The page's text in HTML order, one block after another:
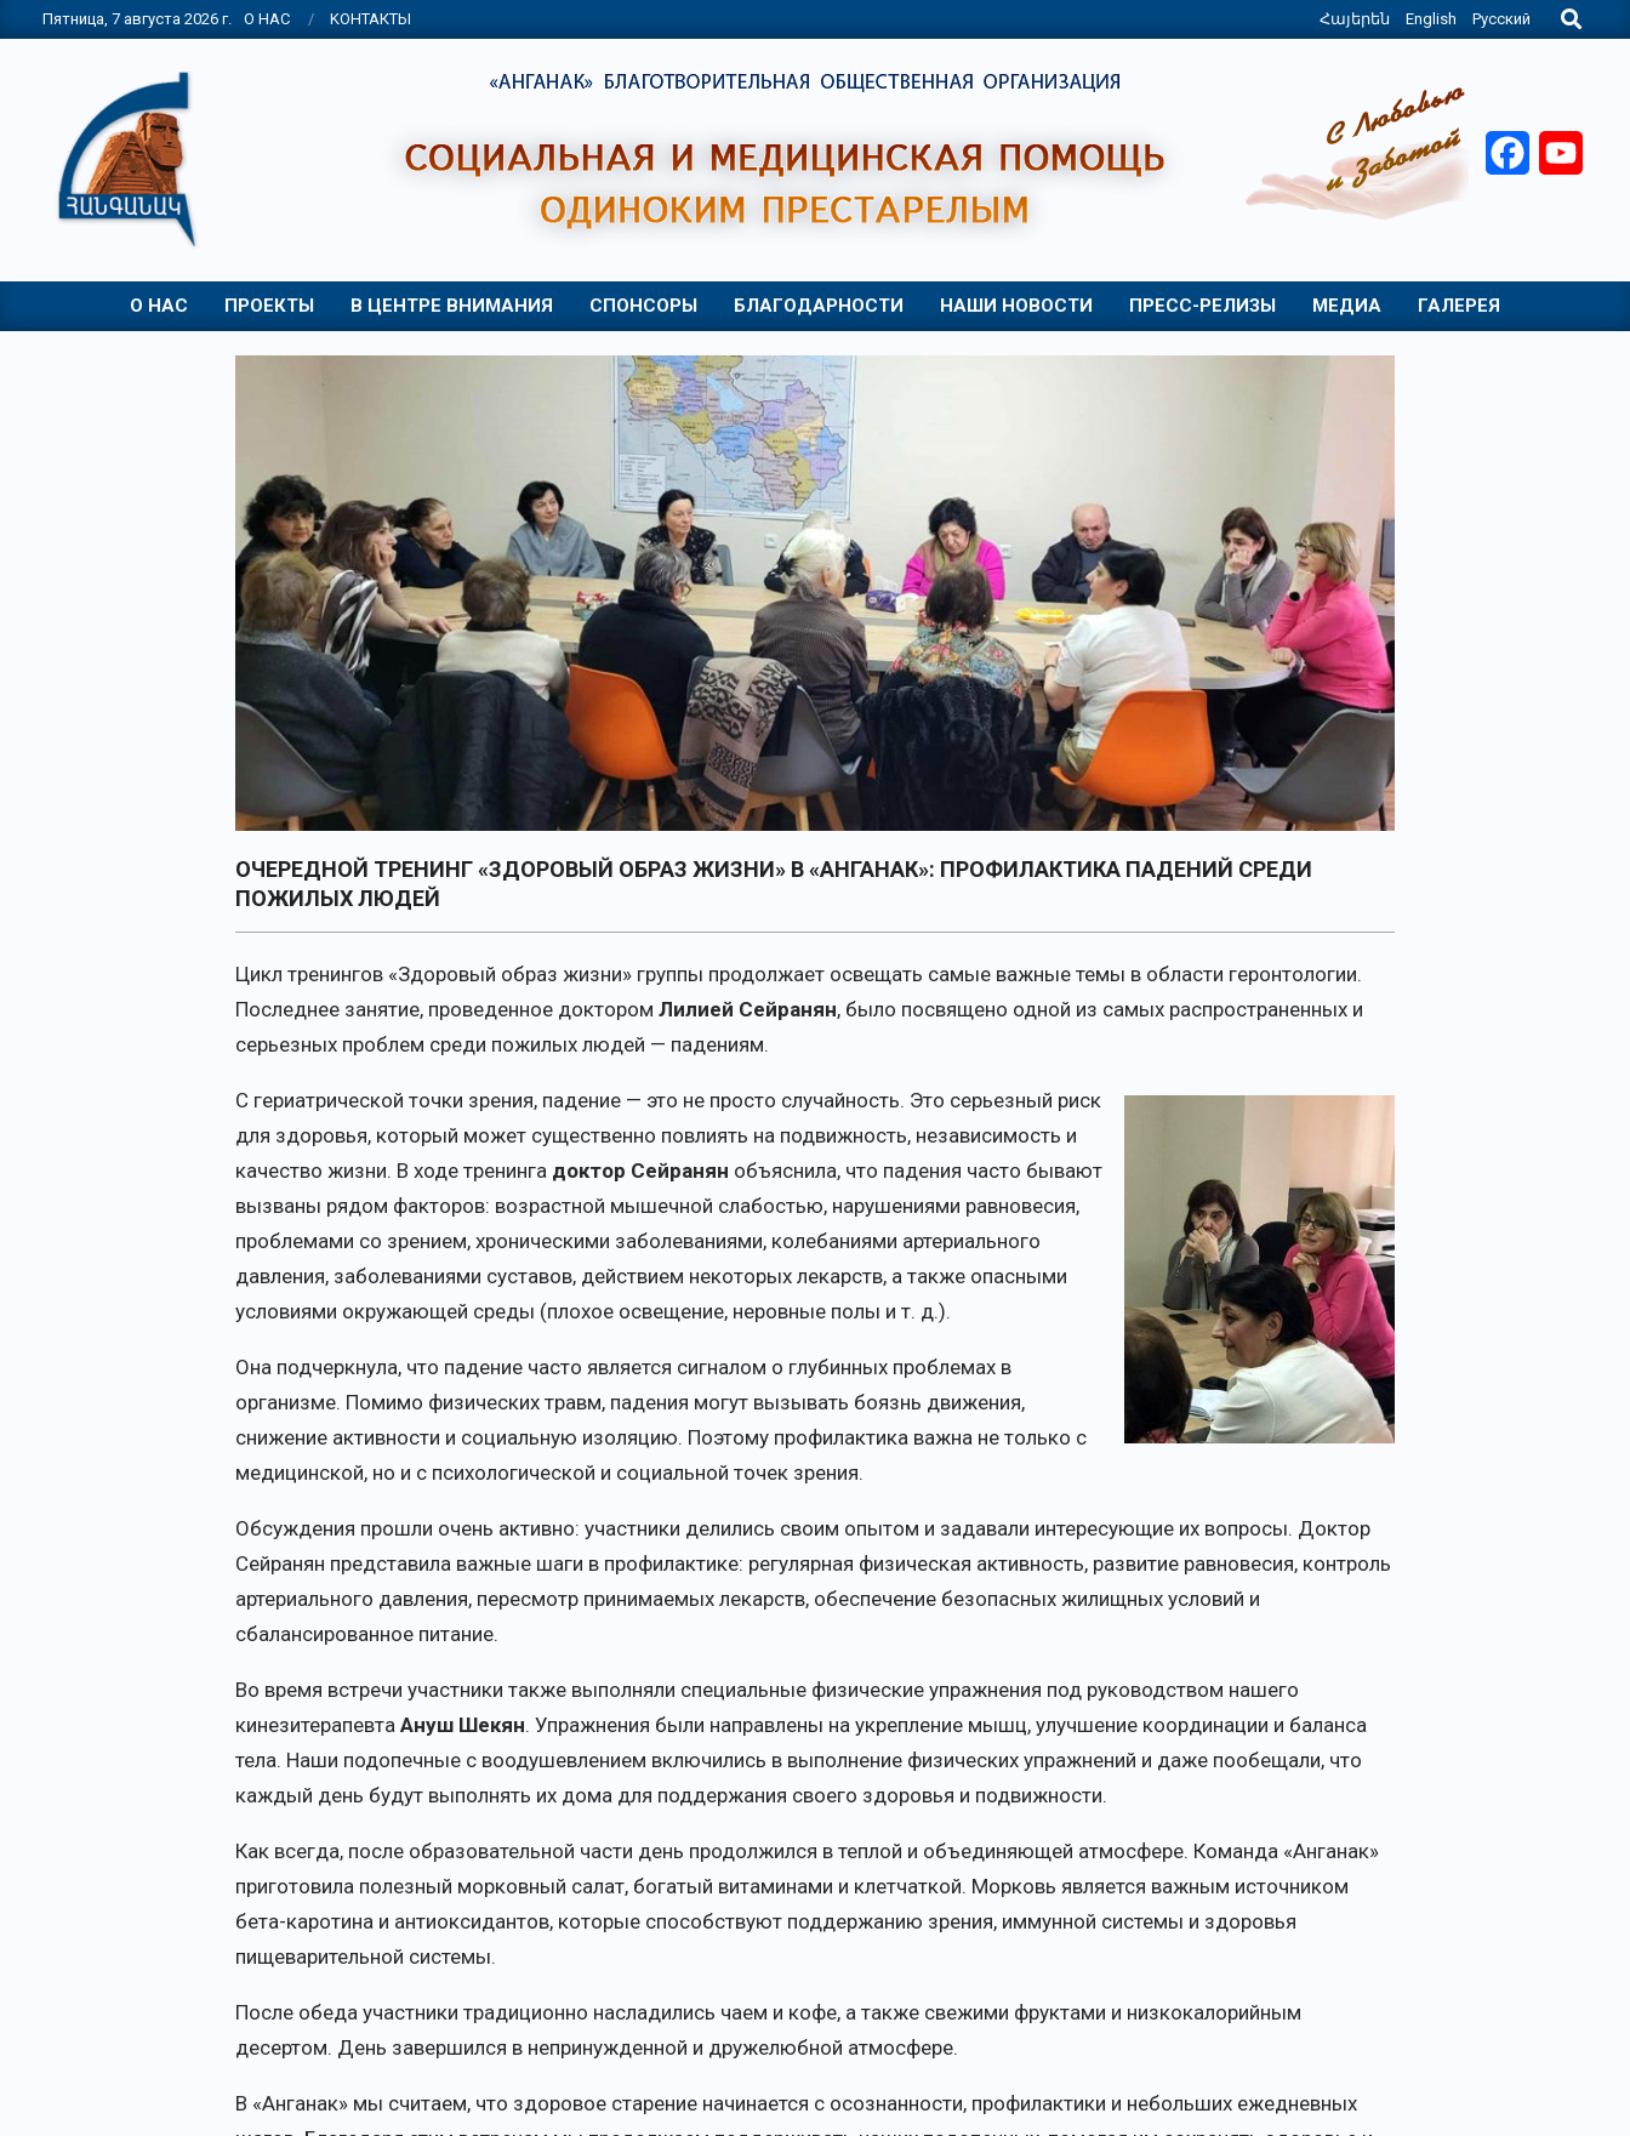
to
Пятница, 7 августа 2026 г. О НАС KОНТАКТЫ Հայերեն English Русский
Search
НПО
"АНГАНАК"
Facebook
Primary
Menu
О НАС ПРОЕКТЫ В ЦЕНТРЕ ВНИМАНИЯ СПОНСОРЫ БЛАГОДАРНОСТИ НАШИ НОВОСТИ ПРЕСС-РЕЛИЗЫ МЕДИА ГАЛЕРЕЯ
ОЧЕРЕДНОЙ ТРЕНИНГ «ЗДОРОВЫЙ ОБРАЗ ЖИЗНИ» В «АНГАНАК»: ПРОФИЛАКТИКА ПАДЕНИЙ СРЕДИ
ПОЖИЛЫХ ЛЮДЕЙ
Цикл тренингов «Здоровый образ жизни» группы продолжает освещать самые важные темы в области геронтологии.
Последнее занятие, проведенное докторомЛилией Сейранян, было посвящено одной из самых распространенных и
серьезных проблем среди пожилых людей — падениям.
С гериатрической точки зрения, падение — это не просто случайность. Это серьезный риск
для здоровья, который может существенно повлиять на подвижность, независимость и
качество жизни. В ходе тренинга доктор Сейранян объяснила, что падения часто бывают
вызваны рядом факторов: возрастной мышечной слабостью, нарушениями равновесия,
проблемами со зрением, хроническими заболеваниями, колебаниями артериального
давления, заболеваниями суставов, действием некоторых лекарств, а также опасными
условиями окружающей среды (плохое освещение, неровные полы и т. д.).
Она подчеркнула, что падение часто является сигналом о глубинных проблемах в
организме. Помимо физических травм, падения могут вызывать боязнь движения,
снижение активности и социальную изоляцию. Поэтому профилактика важна не только с
медицинской, но и с психологической и социальной точек зрения.
Обсуждения прошли очень активно: участники делились своим опытом и задавали интересующие их вопросы. Доктор
Сейранян представила важные шаги в профилактике: регулярная физическая активность, развитие равновесия, контроль
артериального давления, пересмотр принимаемых лекарств, обеспечение безопасных жилищных условий и
сбалансированное питание.
Во время встречи участники также выполняли специальные физические упражнения под руководством нашего
кинезитерапевтаАнуш Шекян. Упражнения были направлены на укрепление мышц, улучшение координации и баланса
тела. Наши подопечные с воодушевлением включились в выполнение физических упражнений и даже пообещали, что
каждый день будут выполнять их дома для поддержания своего здоровья и подвижности.
Как всегда, после образовательной части день продолжился в теплой и объединяющей атмосфере. Команда «Анганак»
приготовила полезный морковный салат, богатый витаминами и клетчаткой. Морковь является важным источником
бета-каротина и антиоксидантов, которые способствуют поддержанию зрения, иммунной системы и здоровья
пищеварительной системы.
После обеда участники традиционно насладились чаем и кофе, а также свежими фруктами и низкокалорийным
десертом. День завершился в непринужденной и дружелюбной атмосфере.
В «Анганак» мы считаем, что здоровое старение начинается с осознанности, профилактики и небольших ежедневных